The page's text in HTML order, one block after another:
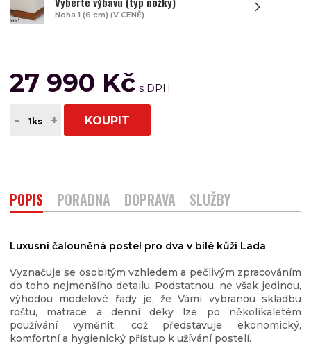
Noha 1 (6 cm) (V CENĚ)
27 990 Kč
- + KOUPIT
POPIS PORADNA DOPRAVA SLUŽBY
Luxusní čalouněná postel pro dva v bílé kůži Lada
Vyznačuje se osobitým vzhledem a pečlivým zpracováním
do toho nejmenšího detailu. Podstatnou, ne však jedinou,
výhodou modelové řady je, že Vámi vybranou skladbu
roštu, matrace a denní deky lze po několikaletém
používání vyměnit, což představuje ekonomický,
komfortní a hygienický přístup k užívání postelí.